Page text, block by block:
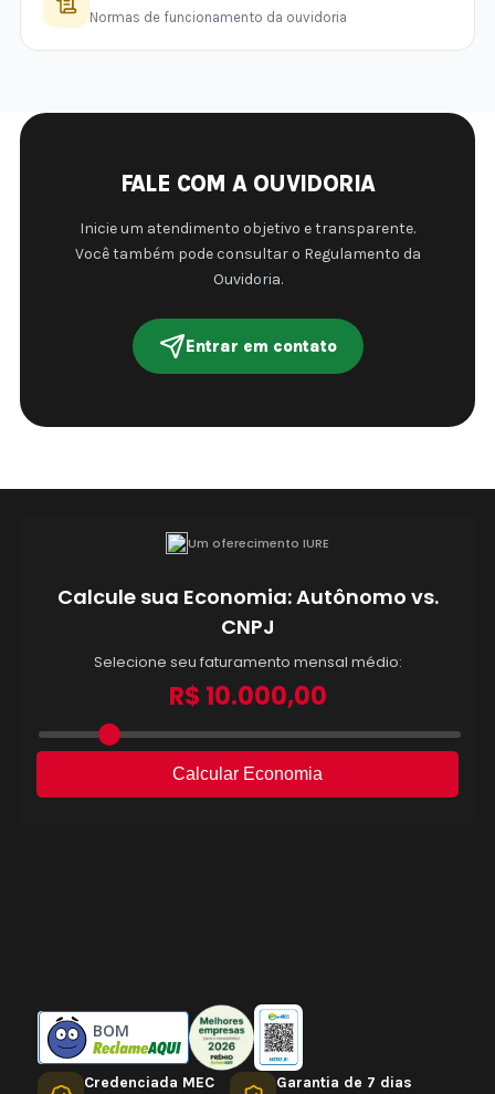
Normas de funcionamento da ouvidoria
FALE COM A OUVIDORIA
Inicie um atendimento objetivo e transparente.
Você também pode consultar o Regulamento da
Ouvidoria.
Entrar em contato
BOM
Credenciada MEC Garantia de 7 dias